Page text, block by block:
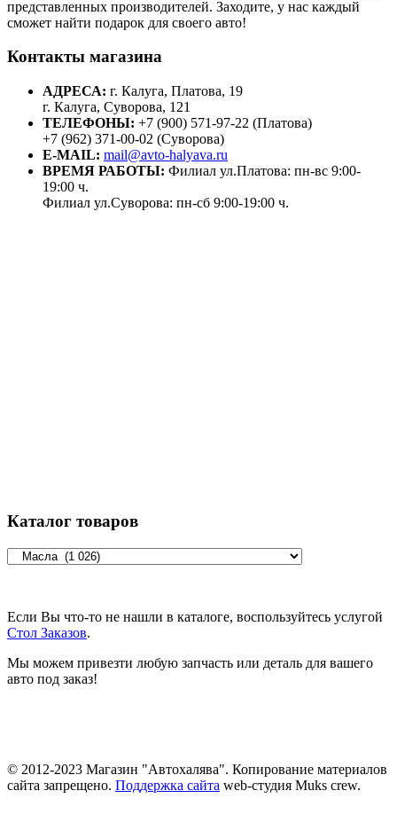
представленных производителей. Заходите, у нас каждый
сможет найти подарок для своего авто!
Контакты магазина
АДРЕСА: г. Калуга, Платова, 19
г. Калуга, Суворова, 121
ТЕЛЕФОНЫ: +7 (900) 571-97-22 (Платова)
+7 (962) 371-00-02 (Суворова)
E-MAIL: mail@avto-halyava.ru
ВРЕМЯ РАБОТЫ: Филиал ул.Платова: пн-вс 9:00-
19:00 ч.
Филиал ул.Суворова: пн-сб 9:00-19:00 ч.
Каталог товаров
Если Вы что-то не нашли в каталоге, воспользуйтесь услугой
Стол Заказов.
Мы можем привезти любую запчасть или деталь для вашего
авто под заказ!
© 2012-2023 Магазин "Автохалява". Копирование материалов
сайта запрещено. Поддержка сайта web-студия Muks crew.